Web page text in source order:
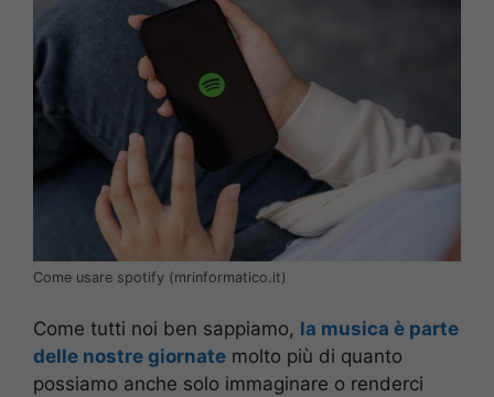
Come usare spotify (mrinformatico.it)
Come tutti noi ben sappiamo, la musica è parte
delle nostre giornate molto più di quanto
possiamo anche solo immaginare o renderci